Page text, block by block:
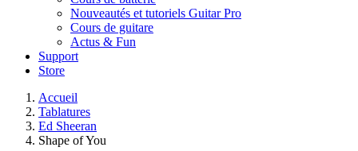
Nouveautés et tutoriels Guitar Pro
Cours de guitare
Actus & Fun
Support
Store
Accueil
Tablatures
Ed Sheeran
Shape of You